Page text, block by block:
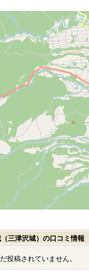
三津沢城）の口コミ情報
投稿されていません。